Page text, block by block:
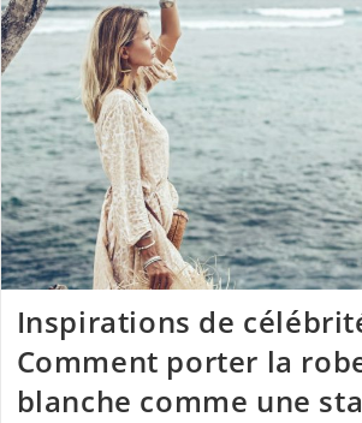
Inspirations de
Comment porter la
blanche comme une